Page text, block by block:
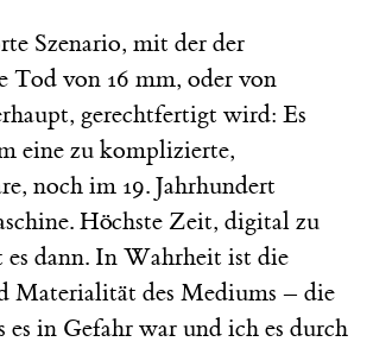
Szenario, mit der der
Tod von 16 mm, oder von
gerechtfertigt wird: Es
eine zu komplizierte,
noch im 19. Jahrhundert
Höchste Zeit, digital zu
es dann. In Wahrheit ist die
Materialität des Mediums – die
es in Gefahr war und ich es durch